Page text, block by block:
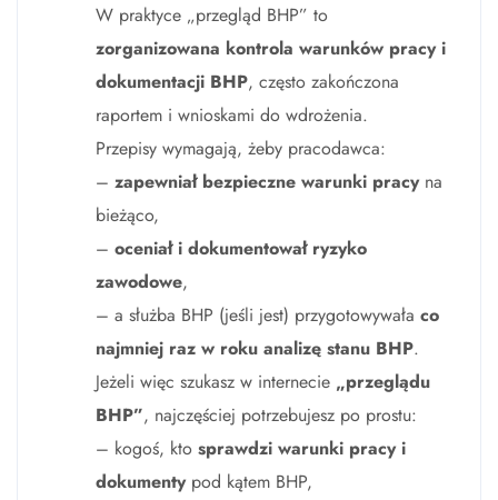
W praktyce „przegląd BHP” to
zorganizowana kontrola warunków pracy i
dokumentacji BHP, często zakończona
raportem i wnioskami do wdrożenia.
Przepisy wymagają, żeby pracodawca:
– zapewniał bezpieczne warunki pracyna
bieżąco,
– oceniał i dokumentował ryzyko
zawodowe,
– a służba BHP (jeśli jest) przygotowywała co
najmniej raz w roku analizę stanu BHP.
Jeżeli więc szukasz w internecie „przeglądu
BHP”, najczęściej potrzebujesz po prostu:
– kogoś, kto sprawdzi warunki pracy i
dokumentypod kątem BHP,